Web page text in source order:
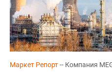
Маркет Репорт-- Компания